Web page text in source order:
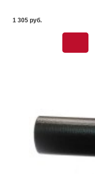
1 305 pуб.